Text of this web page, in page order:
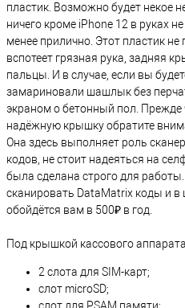
пластик. Возможно будет некое
ничего кроме iPhone 12 в руках
менее прилично. Этот пластик не
вспотеет грязная рука, задняя
пальцы. И в случае, если вы
замариновали шашлык без
экраном о бетонный пол. Прежде
надёжную крышку обратите
Она здесь выполняет роль
кодов, не стоит надеяться на
была сделана строго для
сканировать DataMatrix коды и
обойдётся вам в 500₽ в год.
Под крышкой кассового
2 слота для SIM-карт;
слот microSD;